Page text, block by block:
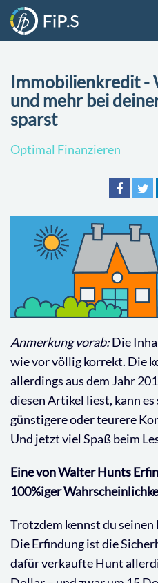
Immobilienkredit -
und mehr bei
sparst
Optimal Finanzieren
Anmerkung vorab:Die
wie vor völlig korrekt. Die
allerdings aus dem Jahr
diesen Artikel liest, kann es
günstigere oder teurere
Und jetzt viel Spaß beim
Eine von Walter Hunts
100%iger
Trotzdem kennst du
Die Erfindung ist die
dafür verkaufte Hunt